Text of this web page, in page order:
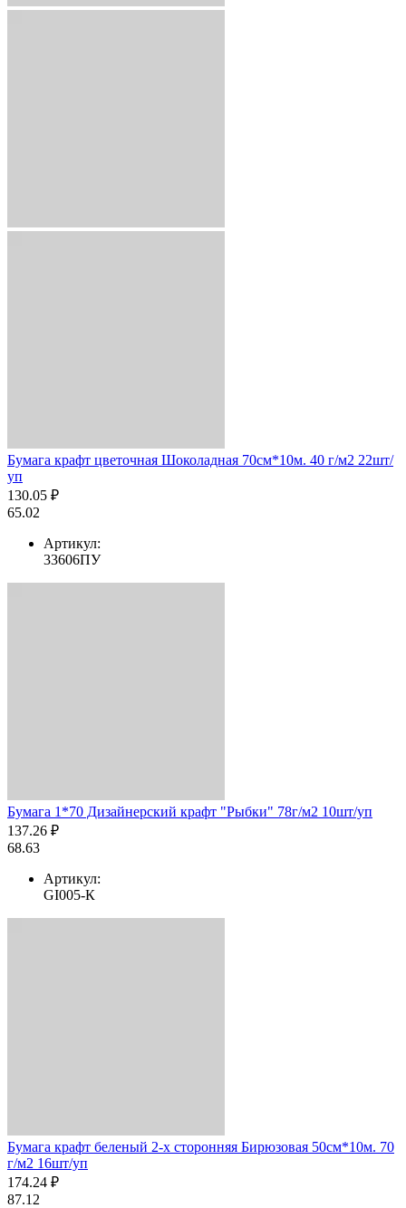
Бумага крафт цветочная Шоколадная 70см*10м. 40 г/м2 22шт/
уп
130.05 ₽
65.02
Артикул:
33606ПУ
Бумага 1*70 Дизайнерский крафт "Рыбки" 78г/м2 10шт/уп
137.26 ₽
68.63
Артикул:
GI005-К
Бумага крафт беленый 2-х сторонняя Бирюзовая 50см*10м. 70
г/м2 16шт/уп
174.24 ₽
87.12